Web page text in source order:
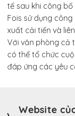
tế sau khi công
Fois sử dụng
xuất cải tiến và
Với văn phòng cả
có thể tổ chức
đáp ứng các yêu
Website